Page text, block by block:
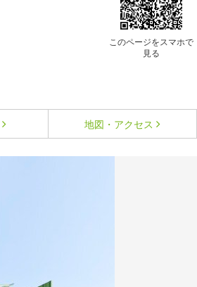
このページをスマホで
見る
地図・アクセス